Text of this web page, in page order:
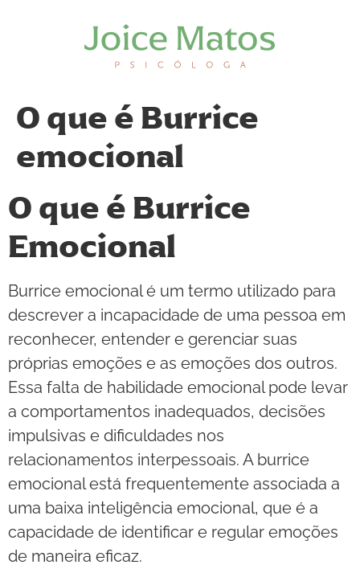
O que é Burrice
emocional
O que é Burrice
Emocional
Burrice emocional é um termo utilizado para
descrever a incapacidade de uma pessoa em
reconhecer, entender e gerenciar suas
próprias emoções e as emoções dos outros.
Essa falta de habilidade emocional pode levar
a comportamentos inadequados, decisões
impulsivas e dificuldades nos
relacionamentos interpessoais. A burrice
emocional está frequentemente associada a
uma baixa inteligência emocional, que é a
capacidade de identificar e regular emoções
de maneira eficaz.